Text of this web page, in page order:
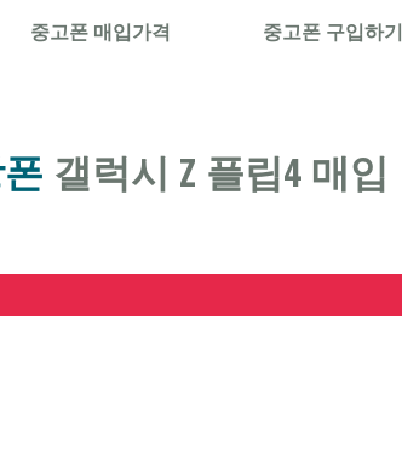
갤럭시 Z 플립4 매입
중고폰 매입가격 중고폰 구입하기